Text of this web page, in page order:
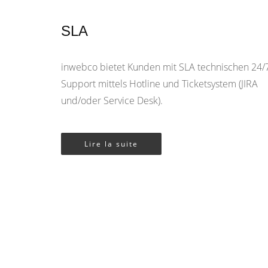
SLA
inwebco bietet Kunden mit SLA technischen 24/
Support mittels Hotline und Ticketsystem (JIRA
und/oder Service Desk).
Lire la suite